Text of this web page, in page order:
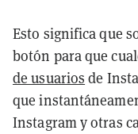
Esto significa que
botón para que
de usuarios de
que
Instagram y otras